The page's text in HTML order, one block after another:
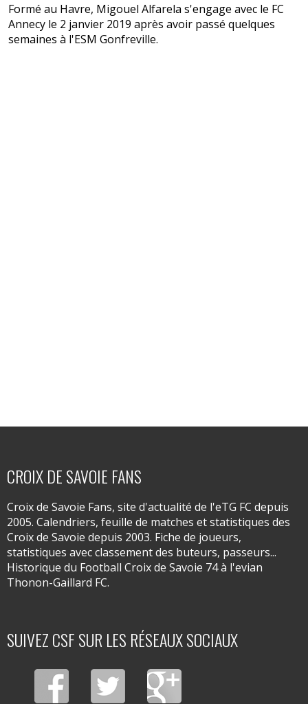
Formé au Havre, Migouel Alfarela s'engage avec le FC
Annecy le 2 janvier 2019 après avoir passé quelques
semaines à l'ESM Gonfreville.
CROIX DE SAVOIE FANS
Croix de Savoie Fans, site d'actualité de l'eTG FC depuis
2005. Calendriers, feuille de matches et statistiques des
Croix de Savoie depuis 2003. Fiche de joueurs,
statistiques avec classement des buteurs, passeurs...
Historique du Football Croix de Savoie 74 à l'evian
Thonon-Gaillard FC.
SUIVEZ CSF SUR LES RÉSEAUX SOCIAUX